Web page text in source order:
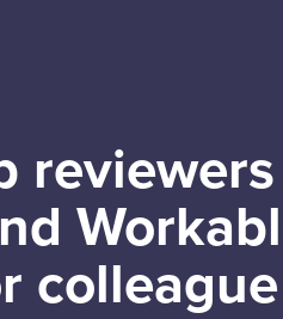
reviewers
colleague